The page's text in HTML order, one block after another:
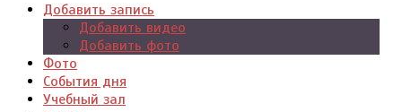
Добавить запись
Добавить видео
Добавить фото
Фото
События дня
Учебный зал